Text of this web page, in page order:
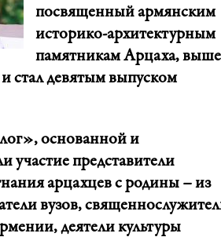
посвященный армянским
историко-архитектурным
памятникам Арцаха,
стал девятым выпуском
основанной и
представители
арцахцев с родины – из
вузов,
деятели культуры